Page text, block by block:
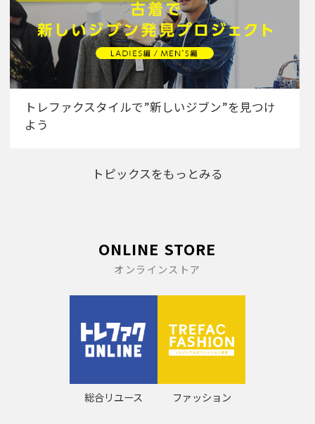
トレファクスタイルで”新しいジブン”を見つけ
よう
トピックスをもっとみる
ONLINE STORE
オンラインストア
総合リユース ファッション